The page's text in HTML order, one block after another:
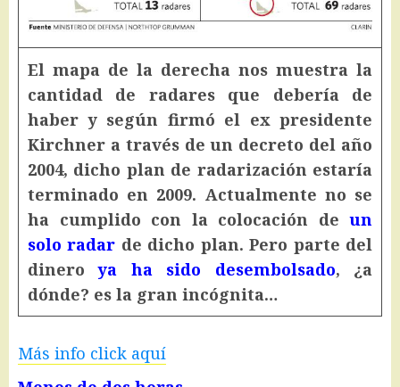
El mapa de la derecha nos muestra la
cantidad de radares que debería de
haber y según firmó el ex presidente
Kirchner a través de un decreto del año
2004, dicho plan de radarización estaría
terminado en 2009. Actualmente no se
ha cumplido con la colocación de un
solo radar de dicho plan. Pero parte del
dinero ya ha sido desembolsado, ¿a
dónde? es la gran incógnita…
Más info click aquí